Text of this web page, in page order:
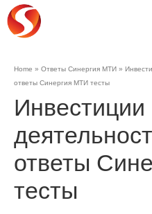
Home » Ответы Синергия МТИ »
ответы Синергия МТИ тесты
Инвестиции
ответы
тесты